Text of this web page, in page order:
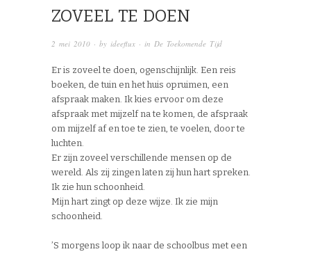
ZOVEEL TE DOEN
2 mei 2010 · by ideeflux · in De Toekomende Tijd
Er is zoveel te doen, ogenschijnlijk. Een reis
boeken, de tuin en het huis opruimen, een
afspraak maken. Ik kies ervoor om deze
afspraak met mijzelf na te komen, de afspraak
om mijzelf af en toe te zien, te voelen, door te
luchten.
Er zijn zoveel verschillende mensen op de
wereld. Als zij zingen laten zij hun hart spreken.
Ik zie hun schoonheid.
Mijn hart zingt op deze wijze. Ik zie mijn
schoonheid.
’S morgens loop ik naar de schoolbus met een